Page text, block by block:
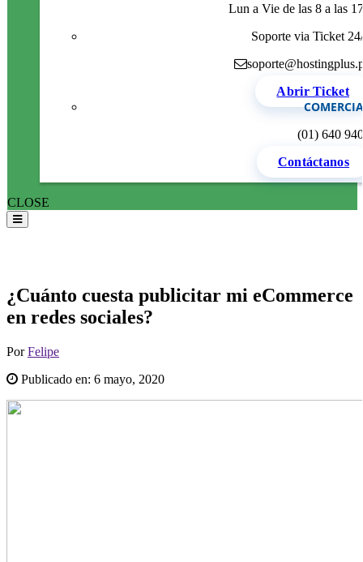
Lun a Vie de las 8 a las
Soporte via Ticket
Abrir Ticket
(01) 640
Contáctanos
CLOSE
¿Cuánto cuesta publicitar mi eCommerce
en redes sociales?
PorFelipe
Publicado en: 6 mayo, 2020